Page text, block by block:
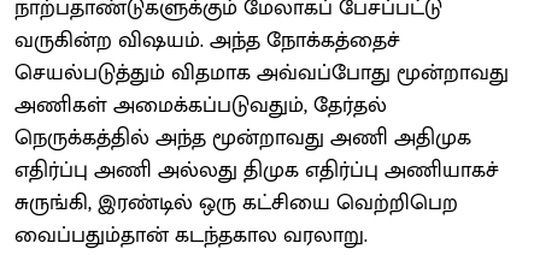
நாற்பதாண்டுகளுக்கும் மேலாகப் பேசப்பட்டு
வருகின்ற விஷயம். அந்த நோக்கத்தைச்
செயல்படுத்தும் விதமாக அவ்வப்போது மூன்றாவது
அணிகள் அமைக்கப்படுவதும், தேர்தல்
நெருக்கத்தில் அந்த மூன்றாவது அணி அதிமுக
எதிர்ப்பு அணி அல்லது திமுக எதிர்ப்பு அணியாகச்
சுருங்கி, இரண்டில் ஒரு கட்சியை வெற்றிபெற
வைப்பதும்தான் கடந்தகால வரலாறு.